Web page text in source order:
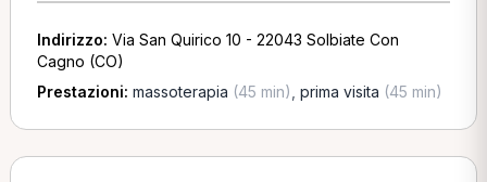
Indirizzo: Via San Quirico 10 - 22043 Solbiate Con
Cagno (CO)
Prestazioni: massoterapia (45 min) prima visita (45 min)